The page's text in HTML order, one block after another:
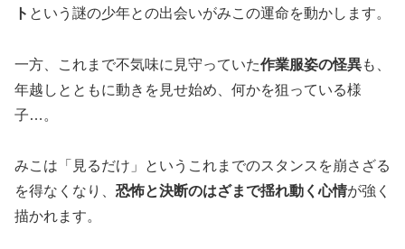
ト という謎の少年との出会いがみこの運命を動かします。
一方、これまで不気味に見守っていた作業服姿の怪異も、
年越しとともに動きを見せ始め、何かを狙っている様
子…。
みこは「見るだけ」というこれまでのスタンスを崩さざる
を得なくなり、 恐怖と決断のはざまで揺れ動く心情が強く
描かれます。